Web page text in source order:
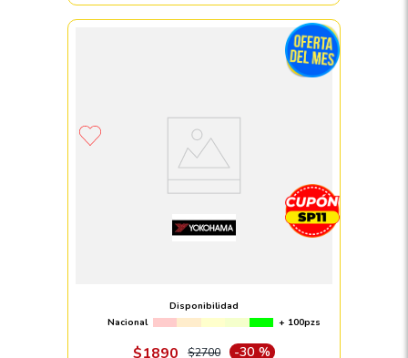
Disponibilidad
Nacional
+ 100pzs
$1890 $2700 -30 %